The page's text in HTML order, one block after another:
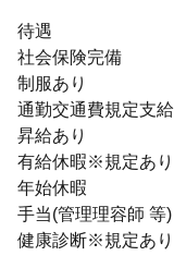
待遇
社会保険完備
制服あり
通勤交通費規定支給
昇給あり
有給休暇※規定あり
年始休暇
手当(管理理容師 等)
健康診断※規定あり